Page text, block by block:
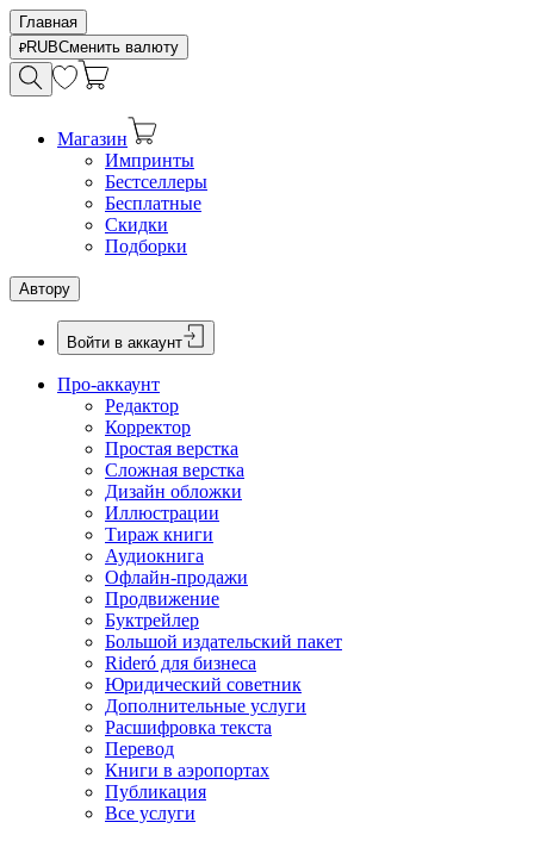
Главная
RUBСменить валюту
Магазин
Импринты
Бестселлеры
Бесплатные
Скидки
Подборки
Автору
Войти в аккаунт
Про-аккаунт
Редактор
Корректор
Простая верстка
Сложная верстка
Дизайн обложки
Иллюстрации
Тираж книги
Аудиокнига
Офлайн-продажи
Продвижение
Буктрейлер
Большой издательский пакет
Rideró для бизнеса
Юридический советник
Дополнительные услуги
Расшифровка текста
Перевод
Книги в аэропортах
Публикация
Все услуги